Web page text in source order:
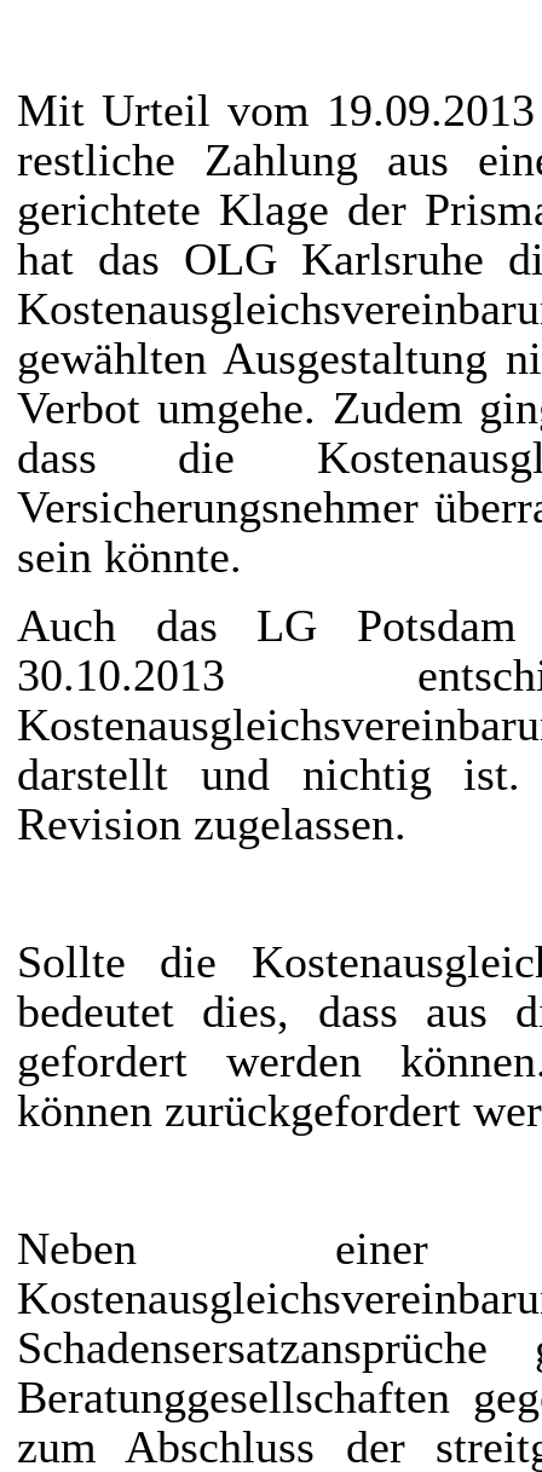
Mit Urteil vom
restliche Zahlung aus
gerichtete Klage der
hat das OLG Karlsruhe
gewählten Ausgestaltung
Verbot umgehe. Zudem
dass die
Versicherungsnehmer
sein könnte.
Auch das LG
30.10.2013
darstellt und nichtig
Revision zugelassen.
Sollte die
bedeutet dies, dass aus
gefordert werden
können zurückgefordert
Neben einer
Beratunggesellschaften
zum Abschluss der